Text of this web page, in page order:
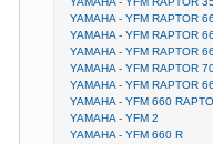
YAMAHA - YFM RAPTOR
YAMAHA - YFM RAPTOR
YAMAHA - YFM RAPTOR
YAMAHA - YFM RAPTOR
YAMAHA - YFM RAPTOR
YAMAHA - YFM 660
YAMAHA - YFM 2
YAMAHA - YFM 660 R